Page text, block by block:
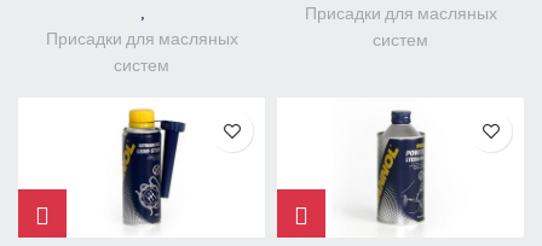
,
Присадки для масляных
систем
Присадки для масляных
систем